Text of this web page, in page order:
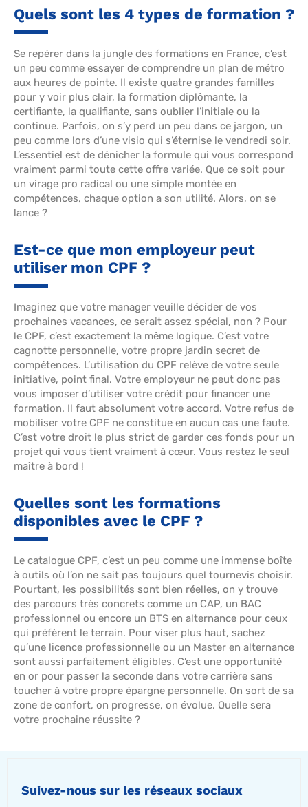
Quels sont les 4 types de formation ?
Se repérer dans la jungle des formations en France, c’est
un peu comme essayer de comprendre un plan de métro
aux heures de pointe. Il existe quatre grandes familles
pour y voir plus clair, la formation diplômante, la
certifiante, la qualifiante, sans oublier l’initiale ou la
continue. Parfois, on s’y perd un peu dans ce jargon, un
peu comme lors d’une visio qui s’éternise le vendredi soir.
L’essentiel est de dénicher la formule qui vous correspond
vraiment parmi toute cette offre variée. Que ce soit pour
un virage pro radical ou une simple montée en
compétences, chaque option a son utilité. Alors, on se
lance ?
Est-ce que mon employeur peut
utiliser mon CPF ?
Imaginez que votre manager veuille décider de vos
prochaines vacances, ce serait assez spécial, non ? Pour
le CPF, c’est exactement la même logique. C’est votre
cagnotte personnelle, votre propre jardin secret de
compétences. L’utilisation du CPF relève de votre seule
initiative, point final. Votre employeur ne peut donc pas
vous imposer d’utiliser votre crédit pour financer une
formation. Il faut absolument votre accord. Votre refus de
mobiliser votre CPF ne constitue en aucun cas une faute.
C’est votre droit le plus strict de garder ces fonds pour un
projet qui vous tient vraiment à cœur. Vous restez le seul
maître à bord !
Quelles sont les formations
disponibles avec le CPF ?
Le catalogue CPF, c’est un peu comme une immense boîte
à outils où l’on ne sait pas toujours quel tournevis choisir.
Pourtant, les possibilités sont bien réelles, on y trouve
des parcours très concrets comme un CAP, un BAC
professionnel ou encore un BTS en alternance pour ceux
qui préfèrent le terrain. Pour viser plus haut, sachez
qu’une licence professionnelle ou un Master en alternance
sont aussi parfaitement éligibles. C’est une opportunité
en or pour passer la seconde dans votre carrière sans
toucher à votre propre épargne personnelle. On sort de sa
zone de confort, on progresse, on évolue. Quelle sera
votre prochaine réussite ?
Suivez-nous sur les réseaux sociaux